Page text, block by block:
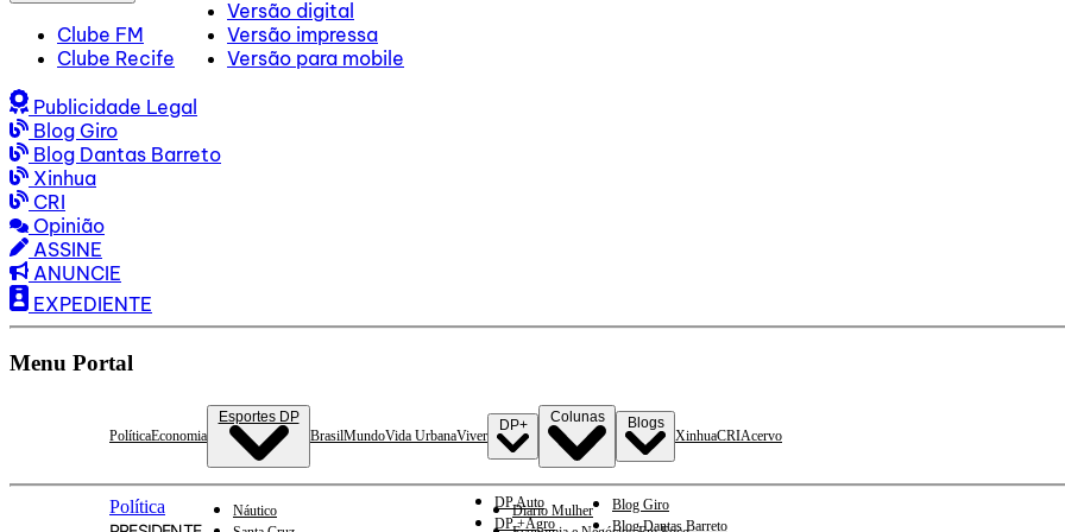
Clube FM
Clube Recife
Versão digital
Versão impressa
Versão para mobile
Publicidade Legal
Blog Giro
Blog Dantas Barreto
Xinhua
CRI
Opinião
ASSINE
ANUNCIE
EXPEDIENTE
Menu Portal
PolíticaEconomia
Esportes DP
Náutico
BrasilMundoVida UrbanaViver
DP+
DP Auto
DP +Agro
Colunas
Diario Mulher
Blogs
Blog Giro
Blog Dantas Barreto
XinhuaCRIAcervo
Política